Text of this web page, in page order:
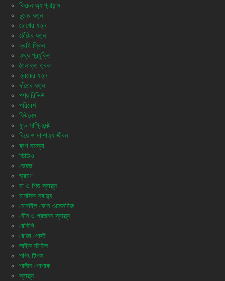
কিচেন অ্যাপ্লায়ান্স
চুলের যত্ন
চোখের যত্ন
ঠোঁটের যত্ন
ড্রাই স্কিন
তথ্য প্রযুক্তি
তৈলাক্ত ত্বক
ত্বকের যত্ন
দাঁতের যত্ন
পণ্য রিভিউ
পরিবেশ
ফিটনেস
ফুড সাপ্লিমেন্ট
বিয়ে ও দাম্পত্য জীবন
ব্রণ সমস্যা
ভিডিও
ভেষজ
ভ্রমণ
মা ও শিশু স্বাস্থ্য
মানসিক স্বাস্থ্য
মোবাইল ফোন এক্সেসরিজ
যৌন ও প্রজনন স্বাস্থ্য
রেসিপি
রোজা পোস্ট
লাইফ স্টাইল
শপিং টিপস
শালীন পোশাক
স্বাস্থ্য